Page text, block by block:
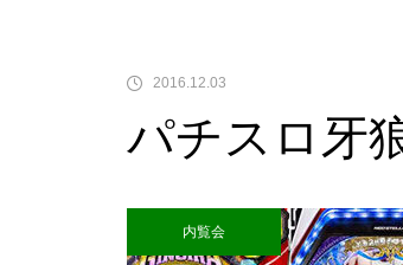
2016.12.03
パチスロ牙
内覧会